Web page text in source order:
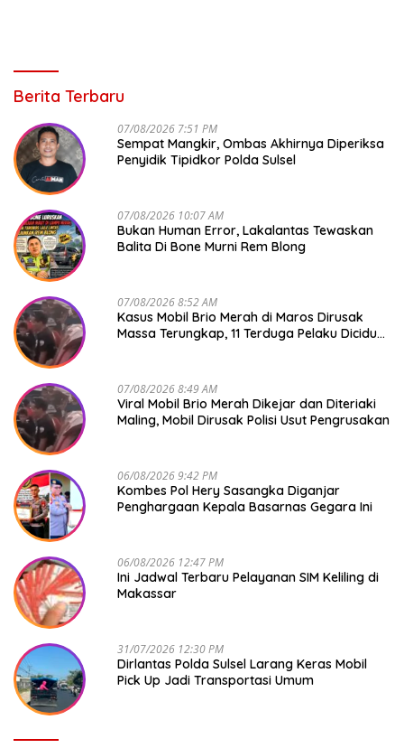
Berita Terbaru
07/08/2026 7:51 PM
Sempat Mangkir, Ombas Akhirnya Diperiksa
Penyidik Tipidkor Polda Sulsel
07/08/2026 10:07 AM
Bukan Human Error, Lakalantas Tewaskan
Balita Di Bone Murni Rem Blong
07/08/2026 8:52 AM
Kasus Mobil Brio Merah di Maros Dirusak
Massa Terungkap, 11 Terduga Pelaku Diciduk
07/08/2026 8:49 AM
Viral Mobil Brio Merah Dikejar dan Diteriaki
Maling, Mobil Dirusak Polisi Usut Pengrusakan
06/08/2026 9:42 PM
Kombes Pol Hery Sasangka Diganjar
Penghargaan Kepala Basarnas Gegara Ini
06/08/2026 12:47 PM
Ini Jadwal Terbaru Pelayanan SIM Keliling di
Makassar
31/07/2026 12:30 PM
Dirlantas Polda Sulsel Larang Keras Mobil
Pick Up Jadi Transportasi Umum